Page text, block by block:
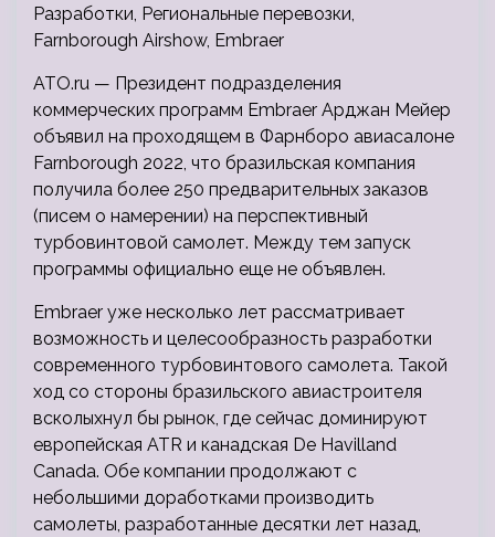
Разработки, Региональные перевозки,
Farnborough Airshow, Embraer
ATO.ru — Президент подразделения
коммерческих программ Embraer Арджан Мейер
объявил на проходящем в Фарнборо авиасалоне
Farnborough 2022, что бразильская компания
получила более 250 предварительных заказов
(писем о намерении) на перспективный
турбовинтовой самолет. Между тем запуск
программы официально еще не объявлен.
Embraer уже несколько лет рассматривает
возможность и целесообразность разработки
современного турбовинтового самолета. Такой
ход со стороны бразильского авиастроителя
всколыхнул бы рынок, где сейчас доминируют
европейская ATR и канадская De Havilland
Canada. Обе компании продолжают с
небольшими доработками производить
самолеты, разработанные десятки лет назад,